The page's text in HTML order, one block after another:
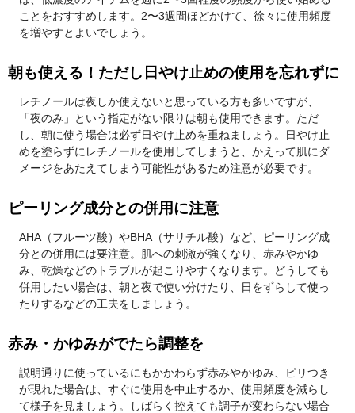
ことをおすすめします。2〜3週間ほどかけて、徐々に使用頻度
を増やすとよいでしょう。
朝も使える！ただし日やけ止めの使用を忘れずに
レチノールは夜しか使えないと思っている方も多いですが、
「夜のみ」という指定がない限りは朝も使用できます。ただ
し、朝に使う場合は必ず日やけ止めを重ねましょう。日やけ止
めを塗らずにレチノールを使用してしまうと、かえって肌にダ
メージをあたえてしまう可能性があるため注意が必要です。
ピーリング成分との併用に注意
AHA（フルーツ酸）やBHA（サリチル酸）など、ピーリング成
分との併用には要注意。肌への刺激が強くなり、赤みやかゆ
み、乾燥などのトラブルが起こりやすくなります。どうしても
併用したい場合は、朝と夜で使い分けたり、日をずらして使っ
たりするなどの工夫をしましょう。
赤み・かゆみがでたら調整を
説明通りに使っているにもかかわらず赤みやかゆみ、ピリつき
が現れた場合は、すぐに使用を中止するか、使用頻度を減らし
て様子を見ましょう。しばらく控えても調子が変わらない場合